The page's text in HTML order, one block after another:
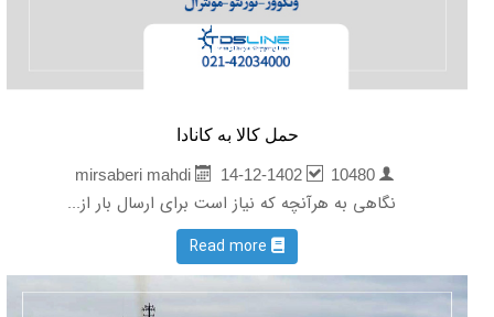
حمل کالا به کانادا
mirsaberi mahdi
14-12-1402 10480
نگاهی به هرآنچه که نیاز است برای ارسال بار از...
Read more